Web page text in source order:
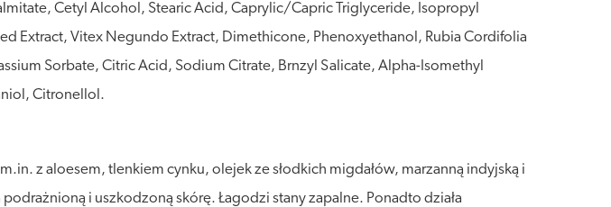
Cetyl Alcohol, Stearic Acid, Caprylic/Capric Triglyceride, Isopropyl
Extract, Vitex Negundo Extract, Dimethicone, Phenoxyethanol, Rubia Cordifolia
Sorbate, Citric Acid, Sodium Citrate, Brnzyl Salicate, Alpha-Isomethyl
Citronellol.
z aloesem, tlenkiem cynku, olejek ze słodkich migdałów, marzanną indyjską i
i uszkodzoną skórę. Łagodzi stany zapalne. Ponadto działa